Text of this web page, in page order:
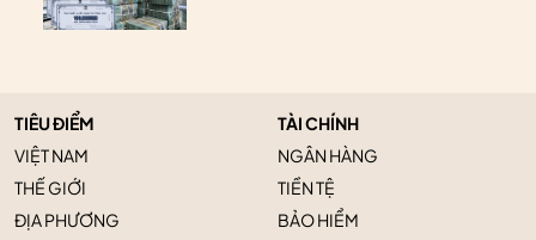
TIÊU ĐIỂM
VIỆT NAM
THẾ GIỚI
ĐỊA PHƯƠNG
TÀI CHÍNH
NGÂN HÀNG
TIỀN TỆ
BẢO HIỂM